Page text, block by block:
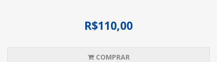
R$110,00
COMPRAR